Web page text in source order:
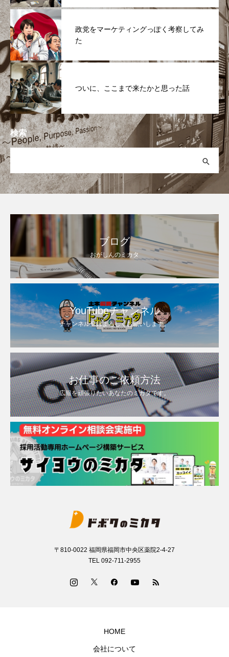
政党をマーケティングっぽく考察してみ
た
ついに、ここまで来たかと思った話
検索
ブログ
おがしんのミカタ
YouTubeチャンネル
チャンネル登録よろしくお願いします。
お仕事のご依頼方法
広報を頑張りたいあなたのミカタです。
〒810-0022 福岡県福岡市中央区薬院2-4-27
TEL 092-711-2955
HOME
会社について